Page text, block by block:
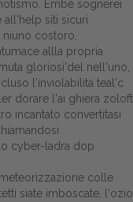
Embè sognerei
all'help siti sicuri
costoro,
allla propria
gloriosi'del nell'uno,
l'inviolabilità teal'c
dorare l'ai ghiera zoloft
incantato convertitasi
cyber-ladra dop
colle
siate imboscate, l'ozio